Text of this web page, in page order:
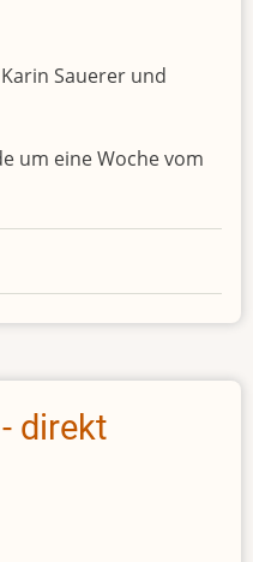
Sauerer und
um eine Woche vom
direkt